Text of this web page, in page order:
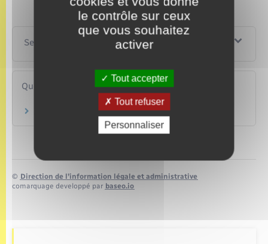
Services en ligne et formulaires
Questions ? Réponses !
Quels justificatif de domicile faut-il fournir ?
© Direction de l’information légale et administrative
comarquage developpé par baseo.io
le contrôle sur ceux
que vous souhaitez
activer
Tout accepter
Tout refuser
Personnaliser